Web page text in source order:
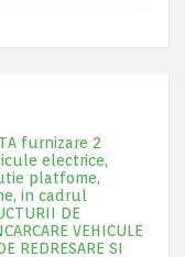
furnizare 2
electrice,
platfome,
in cadrul
DE
VEHICULE
REDRESARE SI